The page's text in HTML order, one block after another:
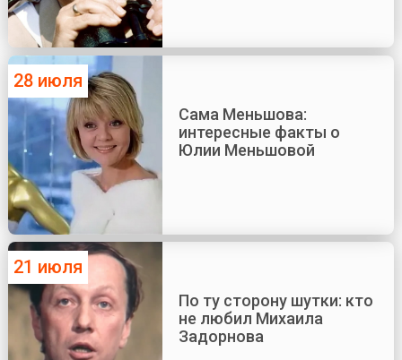
28 июля
Сама Меньшова:
интересные факты о
Юлии Меньшовой
21 июля
По ту сторону шутки: кто
не любил Михаила
Задорнова